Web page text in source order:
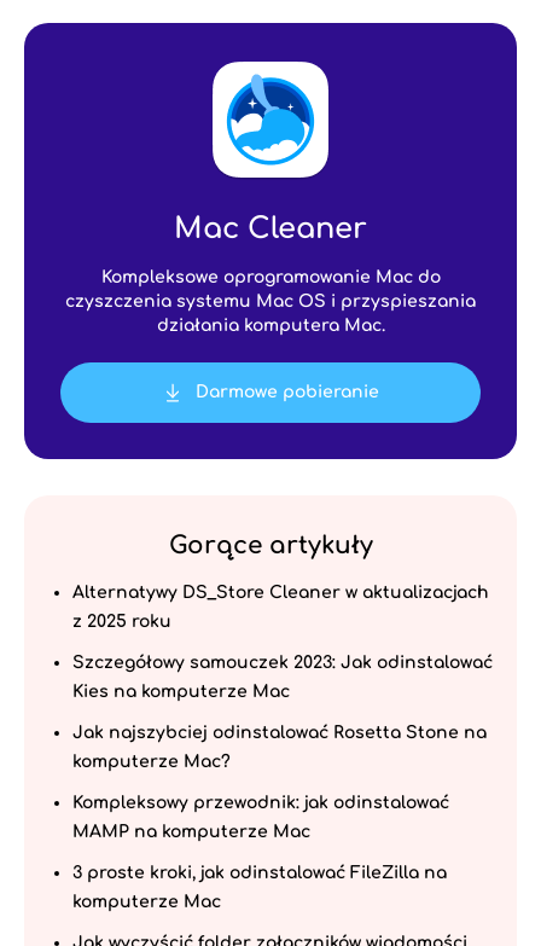
Mac Cleaner
Kompleksowe oprogramowanie Mac do
czyszczenia systemu Mac OS i przyspieszania
działania komputera Mac.
Darmowe pobieranie
Gorące artykuły
Alternatywy DS_Store Cleaner w aktualizacjach
z 2025 roku
Szczegółowy samouczek 2023: Jak odinstalować
Kies na komputerze Mac
Jak najszybciej odinstalować Rosetta Stone na
komputerze Mac?
Kompleksowy przewodnik: jak odinstalować
MAMP na komputerze Mac
3 proste kroki, jak odinstalować FileZilla na
komputerze Mac